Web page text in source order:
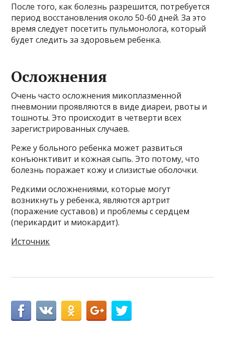
После того, как болезнь разрешится, потребуется
период восстановления около 50-60 дней. За это
время следует посетить пульмонолога, который
будет следить за здоровьем ребенка.
Осложнения
Очень часто осложнения микоплазменной
пневмонии проявляются в виде диареи, рвоты и
тошноты. Это происходит в четверти всех
зарегистрированных случаев.
Реже у больного ребенка может развиться
конъюнктивит и кожная сыпь. Это потому, что
болезнь поражает кожу и слизистые оболочки.
Редкими осложнениями, которые могут
возникнуть у ребенка, являются артрит
(поражение суставов) и проблемы с сердцем
(перикардит и миокардит).
Источник